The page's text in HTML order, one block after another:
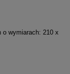
o wymiarach: 210 x